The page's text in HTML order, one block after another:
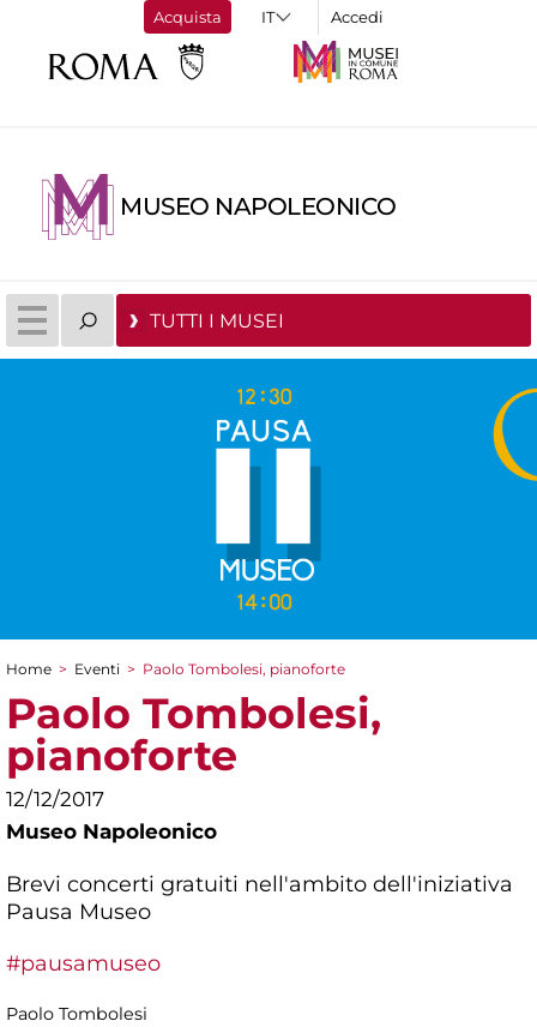
Acquista Accedi
MUSEO NAPOLEONICO
TUTTI I MUSEI
Tu sei qui
Home > Eventi > Paolo Tombolesi, pianoforte
Paolo Tombolesi,
pianoforte
12/12/2017
Museo Napoleonico
Brevi concerti gratuiti nell'ambito dell'iniziativa
Pausa Museo
#pausamuseo
Paolo Tombolesi